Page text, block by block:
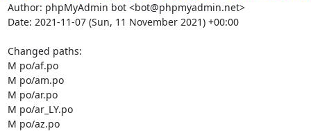
Author: phpMyAdmin bot <bot@phpmyadmin.net>
Date: 2021-11-07 (Sun, 11 November 2021) +00:00
Changed paths:
M po/af.po
M po/am.po
M po/ar.po
M po/ar_LY.po
M po/az.po